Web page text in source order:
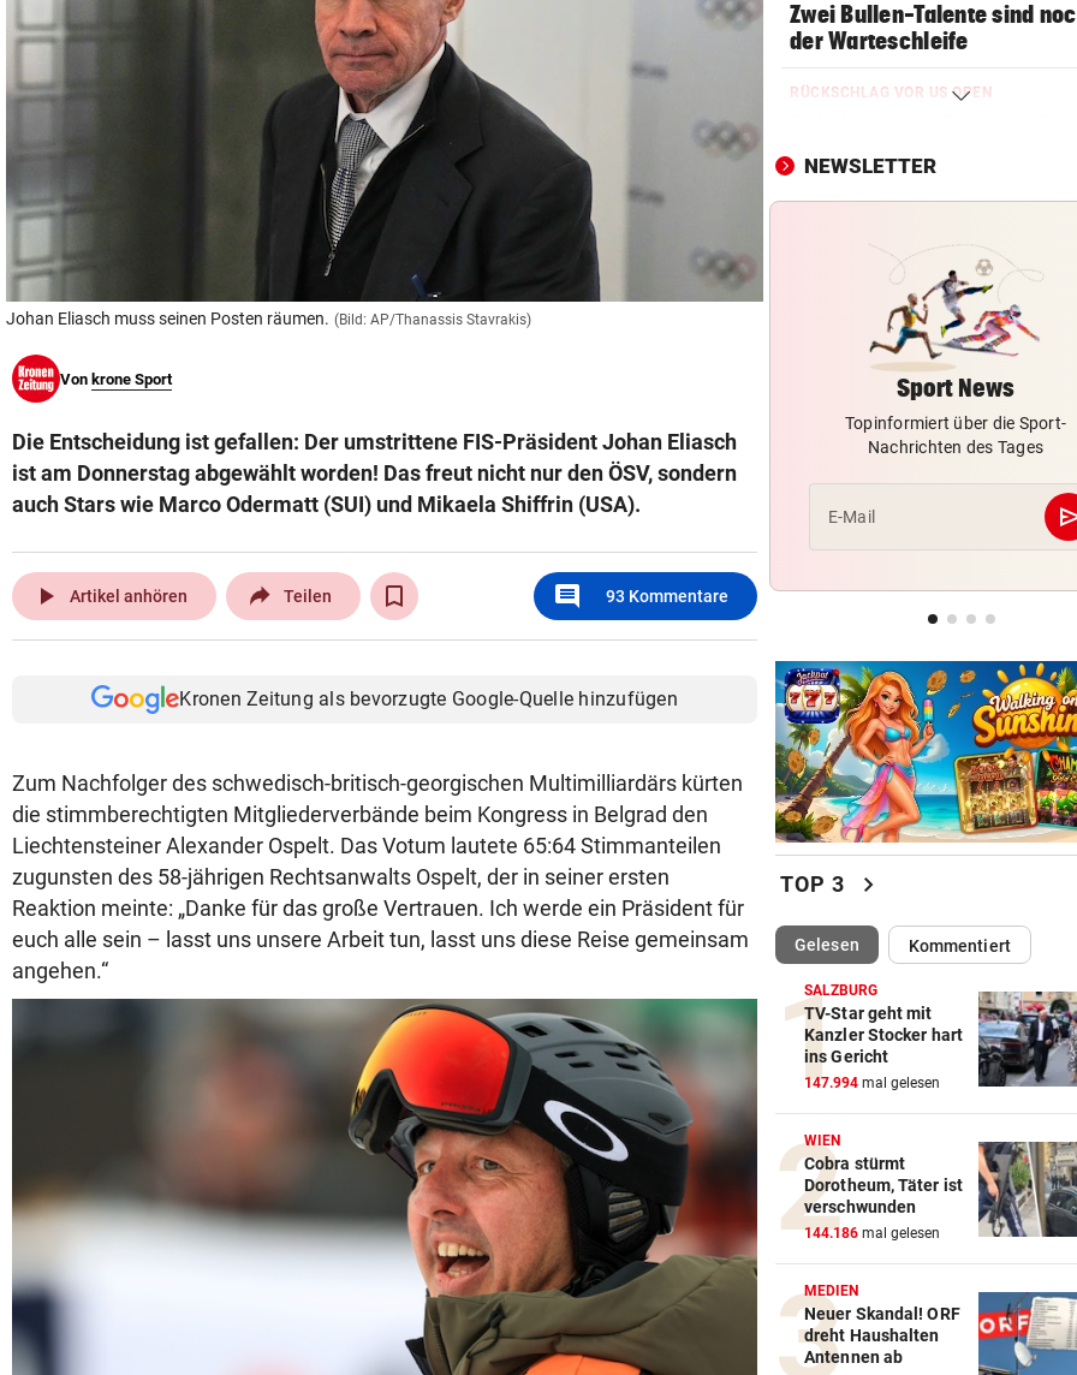
Johan Eliasch muss seinen Posten räumen. (Bild: AP/Thanassis Stavrakis)
Von krone Sport
Die Entscheidung ist gefallen: Der umstrittene FIS-Präsident Johan Eliasch
ist am Donnerstag abgewählt worden! Das freut nicht nur den ÖSV, sondern
auch Stars wie Marco Odermatt (SUI) und Mikaela Shiffrin (USA).
play_arrow Artikel anhören Teilen comment 93 Kommentare
Kronen Zeitung als bevorzugte Google-Quelle hinzufügen
Zum Nachfolger des schwedisch-britisch-georgischen Multimilliardärs kürten
die stimmberechtigten Mitgliederverbände beim Kongress in Belgrad den
Liechtensteiner Alexander Ospelt. Das Votum lautete 65:64 Stimmanteilen
zugunsten des 58-jährigen Rechtsanwalts Ospelt, der in seiner ersten
Reaktion meinte: „Danke für das große Vertrauen. Ich werde ein Präsident für
euch alle sein – lasst uns unsere Arbeit tun, lasst uns diese Reise gemeinsam
angehen.“
Zwei Bullen-Talente sind
der Warteschleife
RÜCKSCHLAG VOR US OPEN
früh ausgeschieden
SEGELN:
LA auf Endrang acht
WIE EINST DER VATER
Top-Talent klopft in
Bundesliga an
SCHLUSSTAG WARTET
Röber am Podest, „Captain
stark verbessert
die Real-Spieler
Steirischer Unterligist
19-Jährigen
NEWSLETTER
Sport News
Topinformiert über die Sport-
Nachrichten des Tages
E-Mail
TOP 3 chevron_right
Gelesen(ausgewählt)Kommentiert
SALZBURG
TV-Star geht mit
Kanzler Stocker hart
ins Gericht
147.994 mal gelesen
WIEN
Cobra stürmt
Dorotheum, Täter ist
verschwunden
144.186 mal gelesen
MEDIEN
Neuer Skandal! ORF
dreht Haushalten
Antennen ab